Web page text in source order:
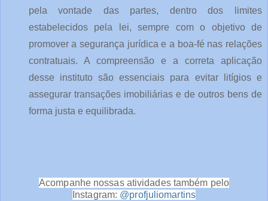
pela vontade das partes, dentro dos limites
estabelecidos pela lei, sempre com o objetivo de
promover a segurança jurídica e a boa-fé nas relações
contratuais. A compreensão e a correta aplicação
desse instituto são essenciais para evitar litígios e
assegurar transações imobiliárias e de outros bens de
forma justa e equilibrada.
Acompanhe nossas atividades também pelo
Instagram: @profjuliomartins